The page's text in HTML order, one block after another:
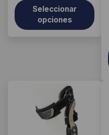
Seleccionar
opciones
elegir
en
producto